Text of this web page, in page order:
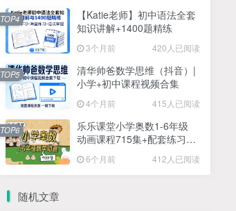
【Katie老师】初中语法全套
知识讲解+1400题精练
3个月前 420人已阅读
TOP4
清华帅爸数学思维（抖音）|
小学+初中课程视频合集
4个月前 415人已阅读
TOP5
乐乐课堂小学奥数1-6年级
动画课程715集+配套练习册
6个月前 412人已阅读
TOP6
随机文章